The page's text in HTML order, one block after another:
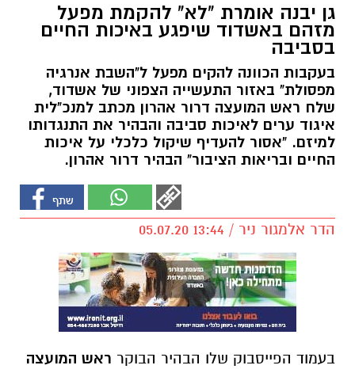
גן יבנה אומרת "לא" להקמת מפעל
מזהם באשדוד שיפגע באיכות החיים
בסביבה
בעקבות הכוונה להקים מפעל ל"השבת אנרגיה
מפסולת" באזור התעשייה הצפוני של אשדוד,
שלח ראש המועצה דרור אהרון מכתב למנכ"לית
איגוד ערים לאיכות סביבה והבהיר את התנגדותו
למיזם. "אסור להעדיף שיקול כלכלי על איכות
החיים ובריאות הציבור" הבהיר דרור אהרון.
הדר אלמגור ניר / 13:44 05.07.20
בעמוד הפייסבוק שלו הבהיר הבוקר ראש המועצה